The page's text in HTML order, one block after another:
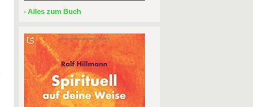
- Alles zum Buch